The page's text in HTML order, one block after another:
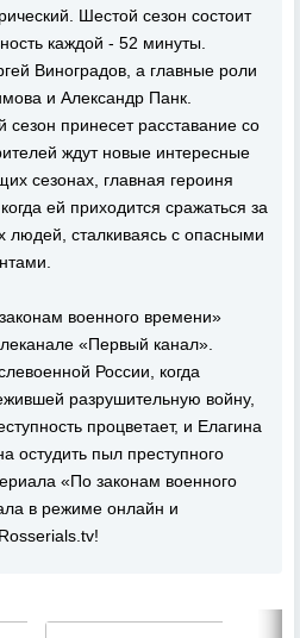
Шестой сезон состоит
каждой - 52 минуты.
Виноградов, а главные роли
и Александр Панк.
сезон принесет расставание со
ждут новые интересные
сезонах, главная героиня
ей приходится сражаться за
людей, сталкиваясь с опасными
военного времени»
«Первый канал».
России, когда
разрушительную войну,
процветает, и Елагина
остудить пыл преступного
«По законам военного
в режиме онлайн и